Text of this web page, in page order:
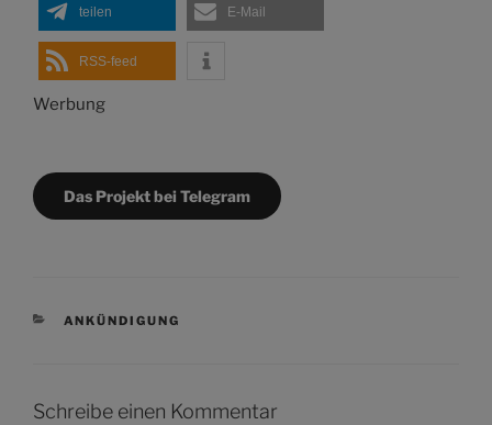
teilen E-Mail
RSS-feed
Werbung
Das Projekt bei Telegram
KATEGORIEN
ANKÜNDIGUNG
Schreibe einen Kommentar